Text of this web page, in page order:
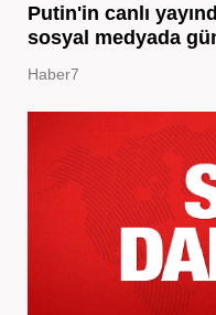
Putin'in canlı
sosyal medyada
Haber7